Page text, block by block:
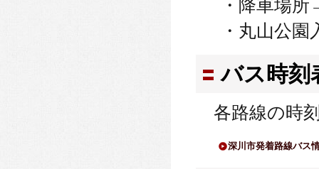
・降車場
・丸山公
バス時刻
各路線の時
深川市発着路線バス